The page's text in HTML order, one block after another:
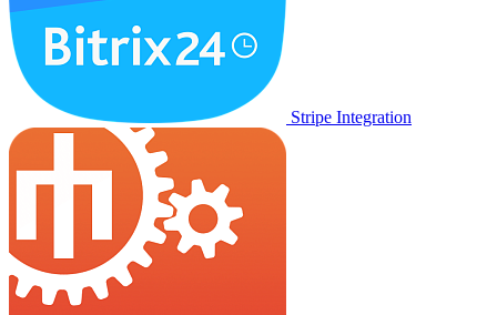
Stripe Integration